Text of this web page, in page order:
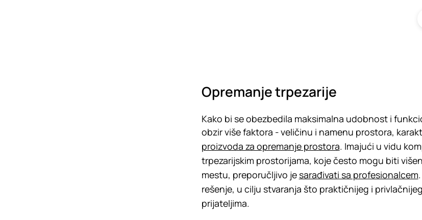
Opremanje trpezarije
Kako bi se obezbedila maksimalna udobnost i
obzir više faktora - veličinu i namenu prostora,
proizvoda za opremanje prostora. Imajući u vidu
trpezarijskim prostorijama, koje često mogu biti
mestu, preporučljivo jesarađivati sa profesionalcem
rešenje, u cilju stvaranja što praktičnijeg i
prijateljima.